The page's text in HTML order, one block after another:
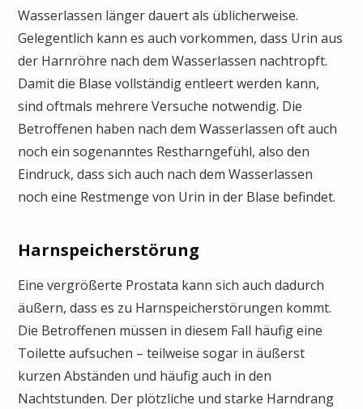
Wasserlassen länger dauert als üblicherweise.
Gelegentlich kann es auch vorkommen, dass Urin aus
der Harnröhre nach dem Wasserlassen nachtropft.
Damit die Blase vollständig entleert werden kann,
sind oftmals mehrere Versuche notwendig. Die
Betroffenen haben nach dem Wasserlassen oft auch
noch ein sogenanntes Restharngefühl, also den
Eindruck, dass sich auch nach dem Wasserlassen
noch eine Restmenge von Urin in der Blase befindet.
Harnspeicherstörung
Eine vergrößerte Prostata kann sich auch dadurch
äußern, dass es zu Harnspeicherstörungen kommt.
Die Betroffenen müssen in diesem Fall häufig eine
Toilette aufsuchen – teilweise sogar in äußerst
kurzen Abständen und häufig auch in den
Nachtstunden. Der plötzliche und starke Harndrang